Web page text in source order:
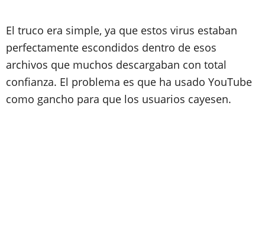
El truco era simple, ya que estos virus estaban
perfectamente escondidos dentro de esos
archivos que muchos descargaban con total
confianza. El problema es que ha usado YouTube
como gancho para que los usuarios cayesen.